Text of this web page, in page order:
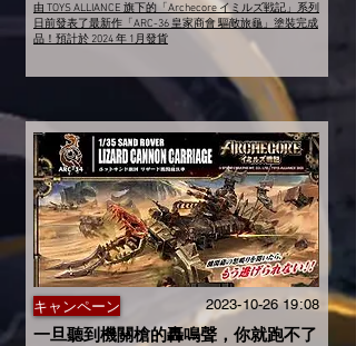
由 TOYS ALLIANCE 旗下的「Archecore イミルズ戦記」系列
日前發表了最新作「ARC-36 皇家商會 驅敵旅龜」塗裝完成
品！預計於 2024 年 1月發貨
キャンペーン 2023-10-26 19:08
一旦聽到機關槍的轟鳴聲，你就跑不了